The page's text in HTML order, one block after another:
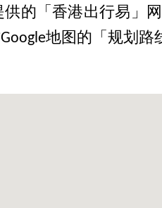
的「香港出行易」
地图的「规划路